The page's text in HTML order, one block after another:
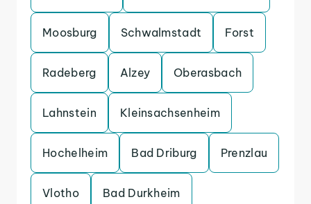
Moosburg Schwalmstadt Forst
Radeberg Alzey Oberasbach
Lahnstein Kleinsachsenheim
Hochelheim Bad Driburg Prenzlau
Vlotho Bad Durkheim